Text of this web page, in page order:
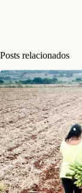
Posts relacionados